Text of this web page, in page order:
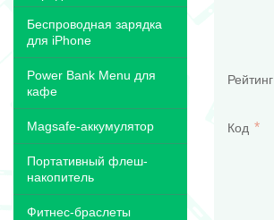
Беспроводная зарядка
для iPhone
Power Bank Menu для
кафе
Magsafe-аккумулятор
Портативный флеш-
накопитель
Фитнес-браслеты
Рейтинг
Код